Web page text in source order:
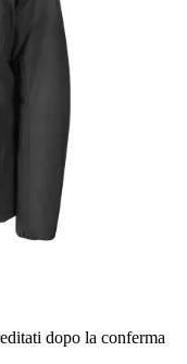
dopo la conferma